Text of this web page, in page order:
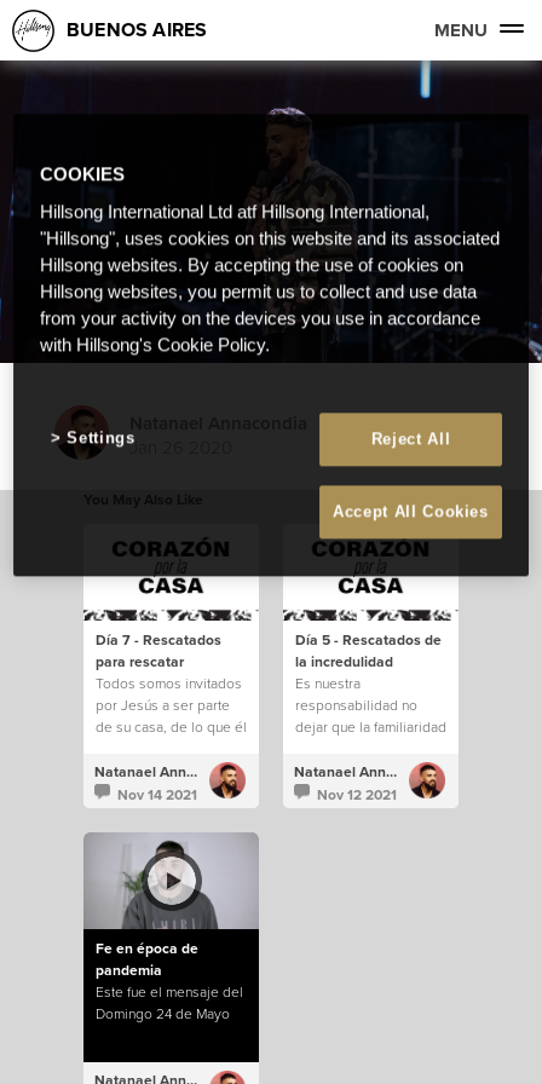
BUENOS AIRES MENU
Jan 26 2020
Día 7 - Rescatados
para rescatar
Todos somos invitados
por Jesús a ser parte
de su casa, de lo que él
Natanael Annacondia
Nov 14 2021
Día 5 - Rescatados de
la incredulidad
Es nuestra
responsabilidad no
dejar que la familiaridad
saquen de todo lo que
Dios tiene para
nosotros.
Natanael Annacondia
Nov 12 2021
Fe en época de
pandemia
Este fue el mensaje del
Domingo 24 de Mayo
COOKIES
Hillsong International Ltd atf Hillsong International,
"Hillsong", uses cookies on this website and its associated
Hillsong websites. By accepting the use of cookies on
Hillsong websites, you permit us to collect and use data
from your activity on the devices you use in accordance
with Hillsong's Cookie Policy.
Reject All
Accept All Cookies
Settings